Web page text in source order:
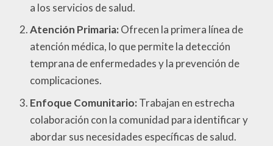
a los servicios de salud.
Atención Primaria: Ofrecen la primera línea de
atención médica, lo que permite la detección
temprana de enfermedades y la prevención de
complicaciones.
Enfoque Comunitario: Trabajan en estrecha
colaboración con la comunidad para identificar y
abordar sus necesidades específicas de salud.